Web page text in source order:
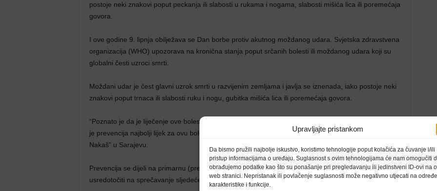
Upravljajte pristankom
Da bismo pružili najbolje iskustvo, koristimo tehnologije poput kolačića za čuvanje i/ili
pristup informacijama o uređaju. Suglasnost s ovim tehnologijama će nam omogućiti
obrađujemo podatke kao što su ponašanje pri pregledavanju ili jedinstveni ID-ovi na
web stranici. Nepristanak ili povlačenje suglasnosti može negativno utjecati na
karakteristike i funkcije.
postoje neki znakovi poput peckanja ili slabosti u rukama i nogama, slabosti mišića lica ili poremećaja
govora.
I ove godine 9. lipnja obilježava se Dan borbe protiv akutnog moždanog udara. Svjetska zdravstvena
organizacija (WHO) upozorava na kronična stanja poput srčanih bolesti ili moždanog udara koji su
globalni česti uzroci smrti.
Moždani udar je čest glavni uzrok smrti u razvijenim zemljama i javlja se iznenada, iako postoje neki
znakovi poput trnaca ili slabosti ruku i nogu, gubitka mišića lica ili poremećaja govora.
“Poznato je da je liječenje ove bolesti teško, vrlo skupo i, što je najvažnije, krajnje neizvjesno. Stoga
je prevencija najbolji lijek za ovu bolest” , navedeno je ranije na web stranici Opće bolnice “Abdulah
Nakaš” u Sarajevu.
Prevencija se dijeli na primarnu (prevencija moždanog udara) i sekundarnu, kada bi se trebala
usredotočiti na sprečavanje sljedećeg moždanog udara.